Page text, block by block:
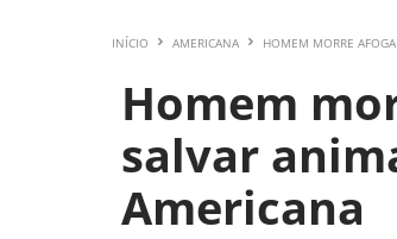
INÍCIO AMERICANA HOMEM MORRE
Homem
salvar
Americana